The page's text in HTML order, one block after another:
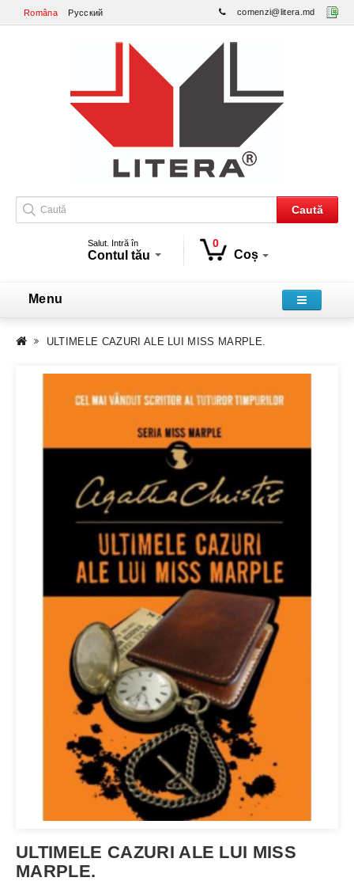
Româna Русский comenzi@litera.md
Caută
Salut. Intră în
Contul tău
0
Coș
Menu
ULTIMELE CAZURI ALE LUI MISS MARPLE.
ULTIMELE CAZURI ALE LUI MISS
MARPLE.